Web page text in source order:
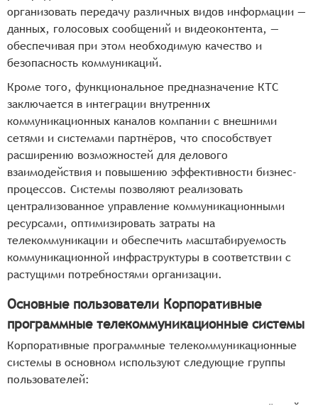
организовать передачу различных видов информации —
данных, голосовых сообщений и видеоконтента, —
обеспечивая при этом необходимую качество и
безопасность коммуникаций.
Кроме того, функциональное предназначение КТС
заключается в интеграции внутренних
коммуникационных каналов компании с внешними
сетями и системами партнёров, что способствует
расширению возможностей для делового
взаимодействия и повышению эффективности бизнес-
процессов. Системы позволяют реализовать
централизованное управление коммуникационными
ресурсами, оптимизировать затраты на
телекоммуникации и обеспечить масштабируемость
коммуникационной инфраструктуры в соответствии с
растущими потребностями организации.
Основные пользователи Корпоративные
программные телекоммуникационные системы
Корпоративные программные телекоммуникационные
системы в основном используют следующие группы
пользователей: